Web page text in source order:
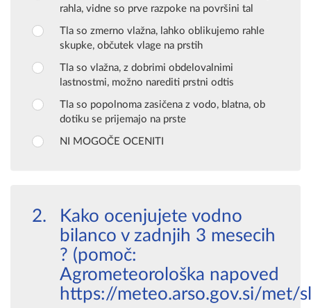
rahla, vidne so prve razpoke na površini tal
Tla so zmerno vlažna, lahko oblikujemo rahle
skupke, občutek vlage na prstih
Tla so vlažna, z dobrimi obdelovalnimi
lastnostmi, možno narediti prstni odtis
Tla so popolnoma zasičena z vodo, blatna, ob
dotiku se prijemajo na prste
NI MOGOČE OCENITI
Kako ocenjujete vodno
bilanco v zadnjih 3 mesecih
? (pomoč:
Agrometeorološka napoved
https://meteo.arso.gov.si/met/